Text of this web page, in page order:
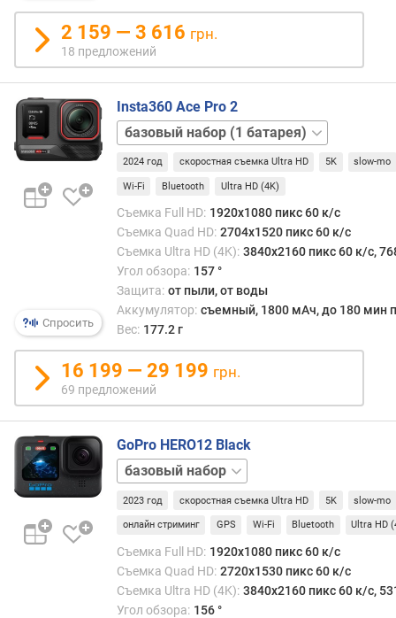
о
W
i
-
F
i
B
l
t
h
U
C
в
р
с
2 159 — 3 616 грн.
18 предложений
Спросить
Insta360 Ace Pro 2
базовый
набор
(2
батареи)
2024 год скоростная съемка Ultra HD 5K slow-mo
Wi-Fi Bluetooth Ultra HD (4K)
Съемка Full HD: 1920x1080 пикс 60 к/с
Съемка Quad HD: 2704x1520 пикс 60 к/с
Съемка Ultra HD (4K): 3840x2160 пикс 60 к/с,
Угол обзора: 157 °
Защита: от пыли, от воды
Аккумулятор: съемный, 1800 мАч, до 180 мин
Вес: 177.2 г
16 199 — 29 199 грн.
69 предложений
GoPro HERO12 Black
Creator
KitSports
KitTravel
Kit
2023 год скоростная съемка Ultra HD 5K slow-mo
онлайн стриминг GPS Wi-Fi Bluetooth Ultra HD
Съемка Full HD: 1920x1080 пикс 60 к/с
Съемка Quad HD: 2720x1530 пикс 60 к/с
Съемка Ultra HD (4K): 3840x2160 пикс 60 к/с,
Угол обзора: 156 °